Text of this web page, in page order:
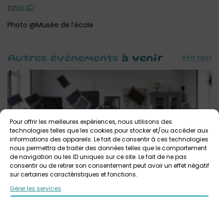
Pour offrir les meilleures expériences, nous utilisons des
technologies telles que les cookies pour stocker et/ou accéder aux
informations des appareils. Le fait de consentir à ces technologies
nous permettra de traiter des données telles que le comportement
de navigation ou les ID uniques sur ce site. Le fait de ne pas
consentir ou de retirer son consentement peut avoir un effet négatif
sur certaines caractéristiques et fonctions.
Gérer les services
Infos ICI
Photo @Musée de l’école
Autres événements à venir Voir tout
6 août 2026
l’école